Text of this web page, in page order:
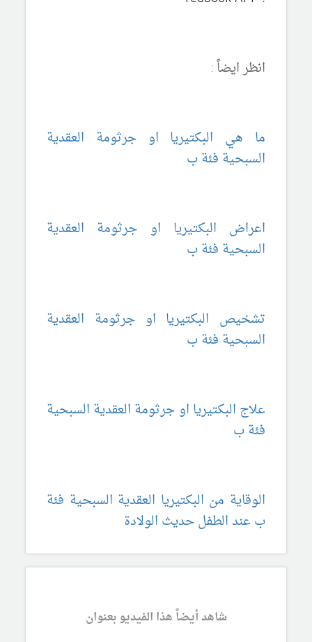
انظر ايضاً :
ما هي البكتيريا او جرثومة العقدية
السبحية فئة ب
اعراض البكتيريا او جرثومة العقدية
السبحية فئة ب
تشخيص البكتيريا او جرثومة العقدية
السبحية فئة ب
علاج البكتيريا او جرثومة العقدية السبحية
فئة ب
الوقاية من البكتيريا العقدية السبحية فئة
ب عند الطفل حديث الولادة
شاهد أيضاً هذا الفيديو بعنوان